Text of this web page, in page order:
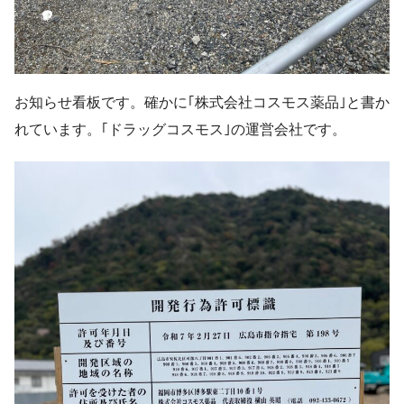
お知らせ看板です。確かに｢株式会社コスモス薬品｣と書か
れています。｢ドラッグコスモス｣の運営会社です。